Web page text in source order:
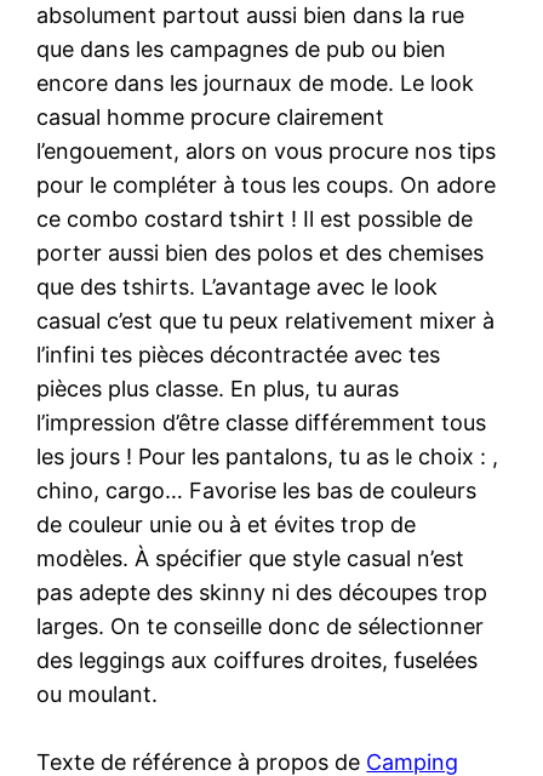
absolument partout aussi bien dans la rue
que dans les campagnes de pub ou bien
encore dans les journaux de mode. Le look
casual homme procure clairement
l’engouement, alors on vous procure nos tips
pour le compléter à tous les coups. On adore
ce combo costard tshirt ! Il est possible de
porter aussi bien des polos et des chemises
que des tshirts. L’avantage avec le look
casual c’est que tu peux relativement mixer à
l’infini tes pièces décontractée avec tes
pièces plus classe. En plus, tu auras
l’impression d’être classe différemment tous
les jours ! Pour les pantalons, tu as le choix : ,
chino, cargo… Favorise les bas de couleurs
de couleur unie ou à et évites trop de
modèles. À spécifier que style casual n’est
pas adepte des skinny ni des découpes trop
larges. On te conseille donc de sélectionner
des leggings aux coiffures droites, fuselées
ou moulant.
Texte de référence à propos de Camping